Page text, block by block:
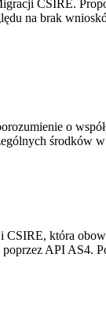
CSIRE.
na brak
o
która
API AS4.